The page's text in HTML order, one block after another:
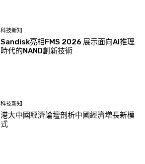
科技新知
Sandisk亮相FMS 2026 展示面向AI推理
時代的NAND創新技術
科技新知
港大中國經濟論壇剖析中國經濟增長新模
式